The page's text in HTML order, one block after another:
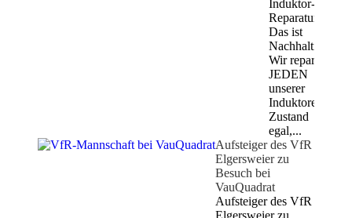
Induktor-
Reparaturen
Das ist
Nachhaltigkeit:
Wir reparieren
JEDEN
unserer
Induktoren,
Zustand
egal,...
Aufsteiger des VfR
Elgersweier zu
Besuch bei
VauQuadrat
Aufsteiger des VfR
Elgersweier zu